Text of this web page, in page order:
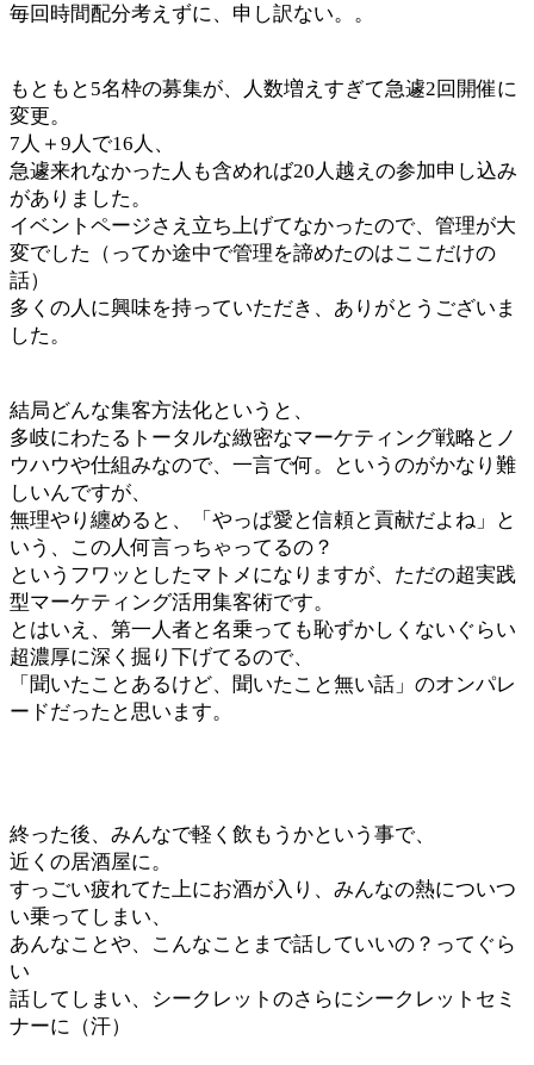
毎回時間配分考えずに、申し訳ない。。
もともと5名枠の募集が、人数増えすぎて急遽2回開催に
変更。
7人＋9人で16人、
急遽来れなかった人も含めれば20人越えの参加申し込み
がありました。
イベントページさえ立ち上げてなかったので、管理が大
変でした（ってか途中で管理を諦めたのはここだけの
話）
多くの人に興味を持っていただき、ありがとうございま
した。
結局どんな集客方法化というと、
多岐にわたるトータルな緻密なマーケティング戦略とノ
ウハウや仕組みなので、一言で何。というのがかなり難
しいんですが、
無理やり纏めると、「やっぱ愛と信頼と貢献だよね」と
いう、この人何言っちゃってるの？
というフワッとしたマトメになりますが、ただの超実践
型マーケティング活用集客術です。
とはいえ、第一人者と名乗っても恥ずかしくないぐらい
超濃厚に深く掘り下げてるので、
「聞いたことあるけど、聞いたこと無い話」のオンパレ
ードだったと思います。
終った後、みんなで軽く飲もうかという事で、
近くの居酒屋に。
すっごい疲れてた上にお酒が入り、みんなの熱についつ
い乗ってしまい、
あんなことや、こんなことまで話していいの？ってぐら
い
話してしまい、シークレットのさらにシークレットセミ
ナーに（汗）